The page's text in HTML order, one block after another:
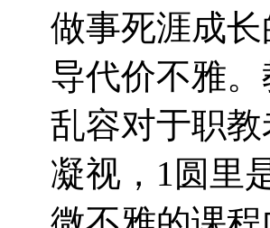
做事死涯成
导代价不雅
乱容对于职
凝视，1圆里